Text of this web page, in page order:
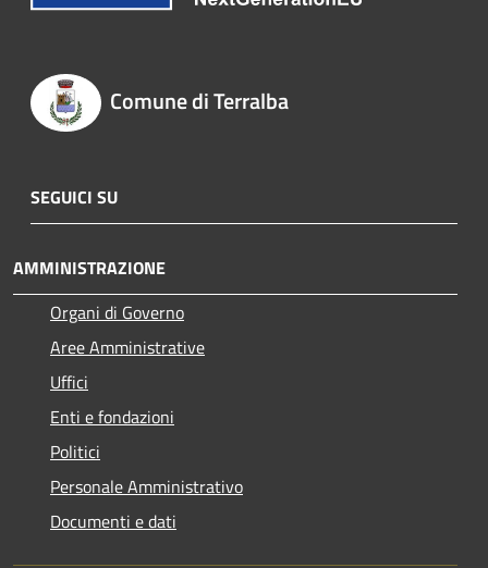
Comune di Terralba
SEGUICI SU
AMMINISTRAZIONE
Organi di Governo
Aree Amministrative
Uffici
Enti e fondazioni
Politici
Personale Amministrativo
Documenti e dati